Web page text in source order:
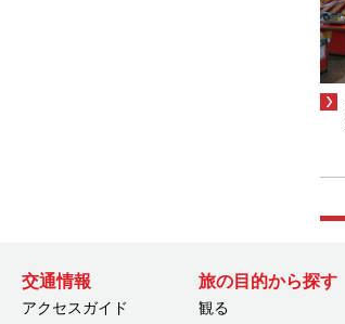
交通情報
アクセスガイド
旅の目的から探す
観る